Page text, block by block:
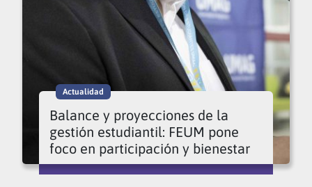
Actualidad
Balance y proyecciones de la
gestión estudiantil: FEUM pone
foco en participación y bienestar